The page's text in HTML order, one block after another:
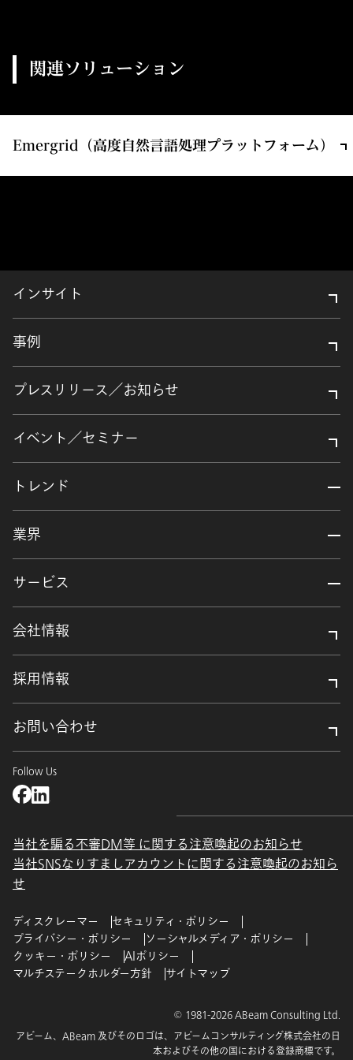
関連ソリューション
Emergrid（高度自然言語処理プラットフォーム）
インサイト
事例
プレスリリース／お知らせ
イベント／セミナー
トレンド
業界
サービス
会社情報
採用情報
お問い合わせ
Follow Us
当社を騙る不審DM等 に関する注意喚起のお知らせ
当社SNSなりすましアカウントに関する注意喚起のお知ら
せ
ディスクレーマー
セキュリティ・ポリシー
プライバシー・ポリシー
ソーシャルメディア・ポリシー
クッキー・ポリシー
AIポリシー
マルチステークホルダー方針
サイトマップ
© 1981-2026 ABeam Consulting Ltd.
アビーム、ABeam 及びそのロゴは、アビームコンサルティング株式会社の日
本およびその他の国における登録商標です。